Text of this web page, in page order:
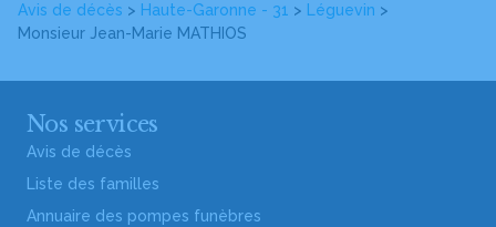
Avis de décès > Haute-Garonne - 31 > Léguevin >
Monsieur Jean-Marie MATHIOS
Nos services
Avis de décès
Liste des familles
Annuaire des pompes funèbres